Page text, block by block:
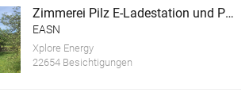
Zimmerei Pilz E-Ladestation und PV Anlage
EASN
Xplore Energy
22654 Besichtigungen